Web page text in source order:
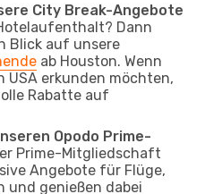
City Break-Angebote
Dann
Blick auf unsere
ab Houston. Wenn
USA erkunden möchten,
Rabatte auf
Opodo Prime-
Prime-Mitgliedschaft
Angebote für Flüge,
und genießen dabei